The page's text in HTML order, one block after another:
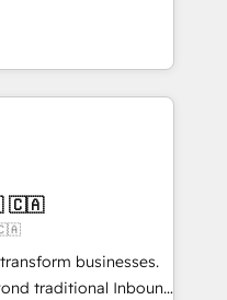
🎓
Custom
and AI-ready Website
marketing, sales,
solutions. Our
and agility of a
big enough to deliver
Custom AI agents
🇨🇦
🇨🇦
businesses.
traditional Inbound